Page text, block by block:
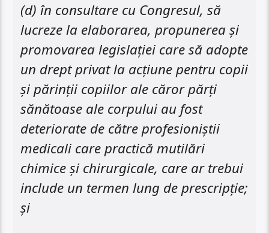
(d) în consultare cu Congresul, să
lucreze la elaborarea, propunerea și
promovarea legislației care să adopte
un drept privat la acțiune pentru copii
și părinții copiilor ale căror părți
sănătoase ale corpului au fost
deteriorate de către profesioniștii
medicali care practică mutilări
chimice și chirurgicale, care ar trebui
include un termen lung de prescripție;
şi